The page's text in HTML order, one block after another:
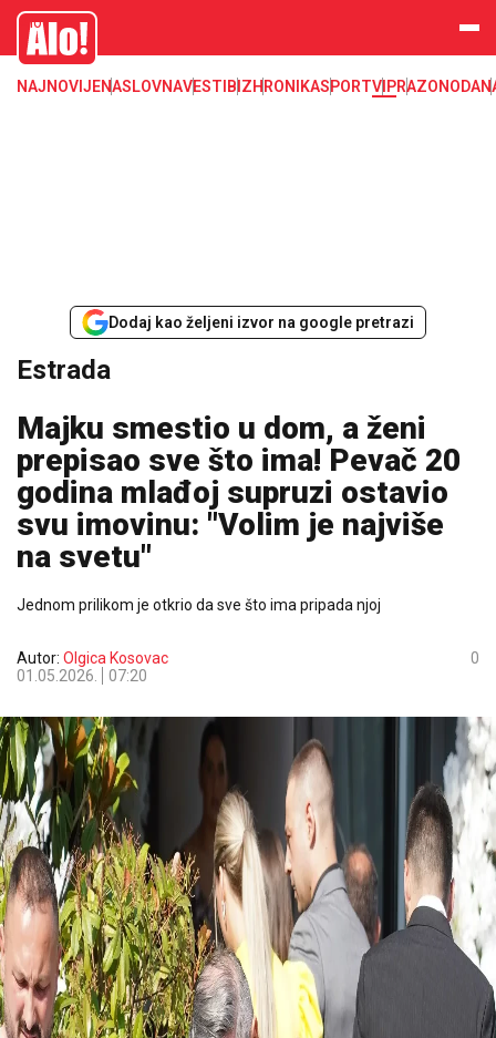
Estrada, poznati, VIP
Alo
NAJNOVIJENASLOVNAVESTI BIZHRONIKASPORTVIPRAZONODA
Dodaj kao željeni izvor na google pretrazi
Estrada
Majku smestio u dom, a ženi
prepisao sve što ima! Pevač 20
godina mlađoj supruzi ostavio
svu imovinu: "Volim je najviše
na svetu"
Jednom prilikom je otkrio da sve što ima pripada njoj
Autor: Olgica Kosovac
01.05.2026.
07:20
0